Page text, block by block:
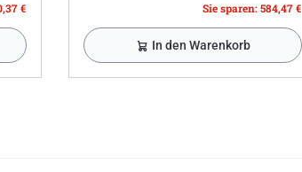
€ Sie sparen: 584,47 €
In den Warenkorb